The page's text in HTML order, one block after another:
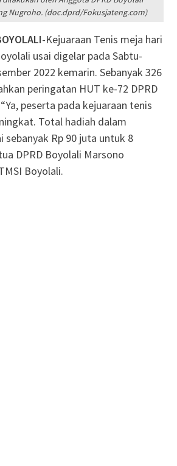
Nugroho. (doc.dprd/Fokusjateng.com)
-Kejuaraan Tenis meja hari
usai digelar pada Sabtu-
2022 kemarin. Sebanyak 326
peringatan HUT ke-72 DPRD
peserta pada kejuaraan tenis
Total hadiah dalam
sebanyak Rp 90 juta untuk 8
DPRD Boyolali Marsono
Boyolali.